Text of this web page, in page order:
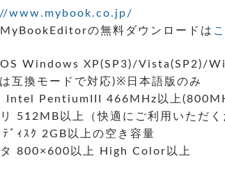
www.mybook.co.jp/
の無料ダウンロードは
OS Windows XP(SP3)/Vista(SP2)/
互換モードで対応)※日本語版のみ
Intel PentiumIII 466MHz以上
リ 512MB以上（快適にご利用いただ
ﾃﾞｨｽｸ 2GB以上の空き容量
タ 800×600以上 High Color以上